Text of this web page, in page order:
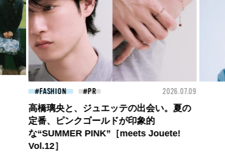
BEAUTY 2026.07.09
夏のパーマ、さらにあか抜け。N.（エヌ
ドット）のスタイリングアイテムで作る
旬ヘアのテクニックを、人気３サロンに
教わった！